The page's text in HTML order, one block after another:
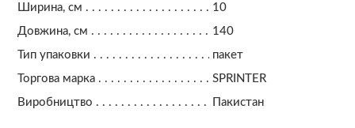
Ширина, см
10
Довжина, см
140
Тип упаковки
пакет
Торгова марка
SPRINTER
Виробництво
Пакистан